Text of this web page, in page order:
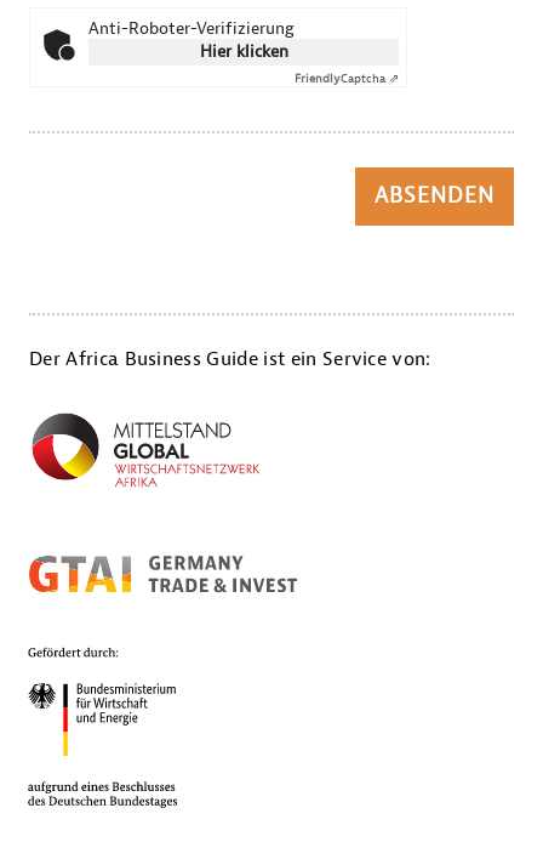
Anti-Roboter-Verifizierung
Hier klicken
FriendlyCaptcha ⇗
ABSENDEN
Der Africa Business Guide ist ein Service von: